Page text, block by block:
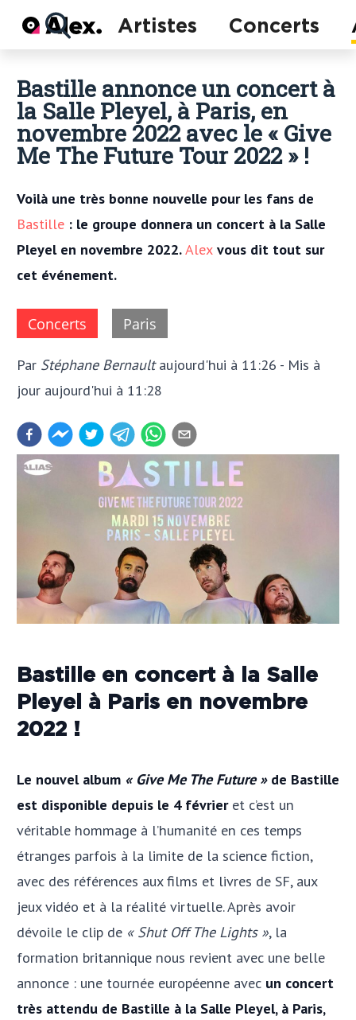
Artistes Concerts
Concerts
Bastille annonce un concert à
la Salle Pleyel, à Paris, en
novembre 2022 avec le « Give
Me The Future Tour 2022 » !
Voilà une très bonne nouvelle pour les fans de
Bastille : le groupe donnera un concert à la Salle
Pleyel en novembre 2022.Alex vous dit tout sur
cet événement.
Concerts Paris
Par Stéphane Bernault aujourd'hui à 11:26 - Mis à
jour aujourd'hui à 11:28
Bastille en concert à la Salle
Pleyel à Paris en novembre
2022 !
Le nouvel album « Give Me The Future »de Bastille
est disponible depuis le 4 févrieret c’est un
véritable hommage à l’humanité en ces temps
étranges parfois à la limite de la science fiction,
avec des références aux films et livres de SF, aux
jeux vidéo et à la réalité virtuelle. Après avoir
dévoile le clip de « Shut Off The Lights », la
formation britannique nous revient avec une belle
annonce : une tournée européenne avec un concert
très attendu de Bastille à la Salle Pleyel, à Paris,